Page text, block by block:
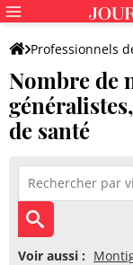
Professionnels
Nombre de
de santé
Voir aussi :